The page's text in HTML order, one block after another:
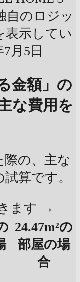
自のロジッ
表示してい
月5日
金額」の
な費用を
際の、主な
算です。
ます →
24.47m²の
部屋の場
合